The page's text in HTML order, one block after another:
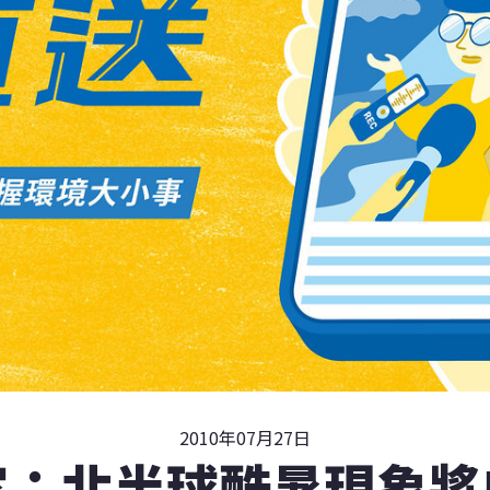
2010年07月27日